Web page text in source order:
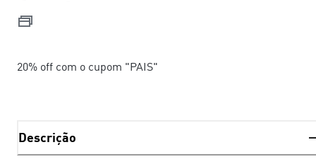
20% off com o cupom "PAIS"
Descrição